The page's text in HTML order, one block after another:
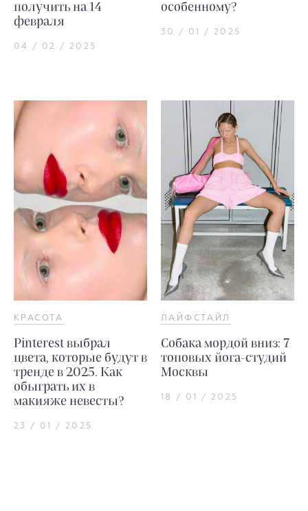
получить на 14
февраля
04 / 02 / 2025
особенному?
30 / 01 / 2025
КРАСОТА
Pinterest выбрал
цвета, которые будут в
тренде в 2025. Как
обыграть их в
макияже невесты?
23 / 01 / 2025
ЛАЙФСТАЙЛ
Собака мордой вниз: 7
топовых йога-студий
Москвы
18 / 01 / 2025